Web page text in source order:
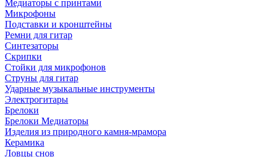
Медиаторы с принтами
Микрофоны
Подставки и кронштейны
Ремни для гитар
Синтезаторы
Скрипки
Стойки для микрофонов
Струны для гитар
Ударные музыкальные инструменты
Электрогитары
Брелоки
Брелоки Медиаторы
Изделия из природного камня-мрамора
Керамика
Ловцы снов